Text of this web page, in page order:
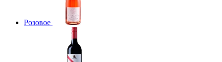
Розовое